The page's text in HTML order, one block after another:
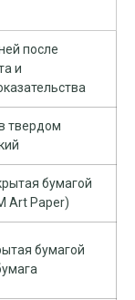
после
и
твердом
бумагой
Art Paper)
бумагой